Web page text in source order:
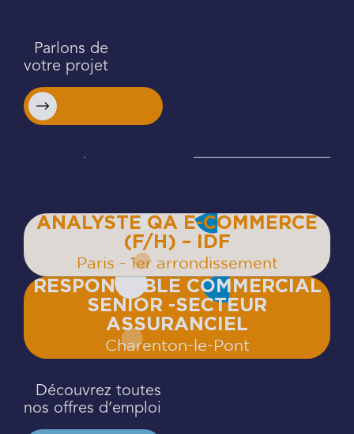
Parlons de
votre projet
ANALYSTE QA E-COMMERCE
(F/H) – IDF
Paris - 1er arrondissement
RESPONSABLE COMMERCIAL
SENIOR -SECTEUR
ASSURANCIEL
Charenton‍-‍le‍-‍Pont
Découvrez toutes
nos offres d’emploi